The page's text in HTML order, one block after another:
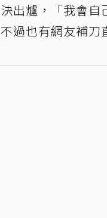
決出爐，「我會自
不過也有網友補刀